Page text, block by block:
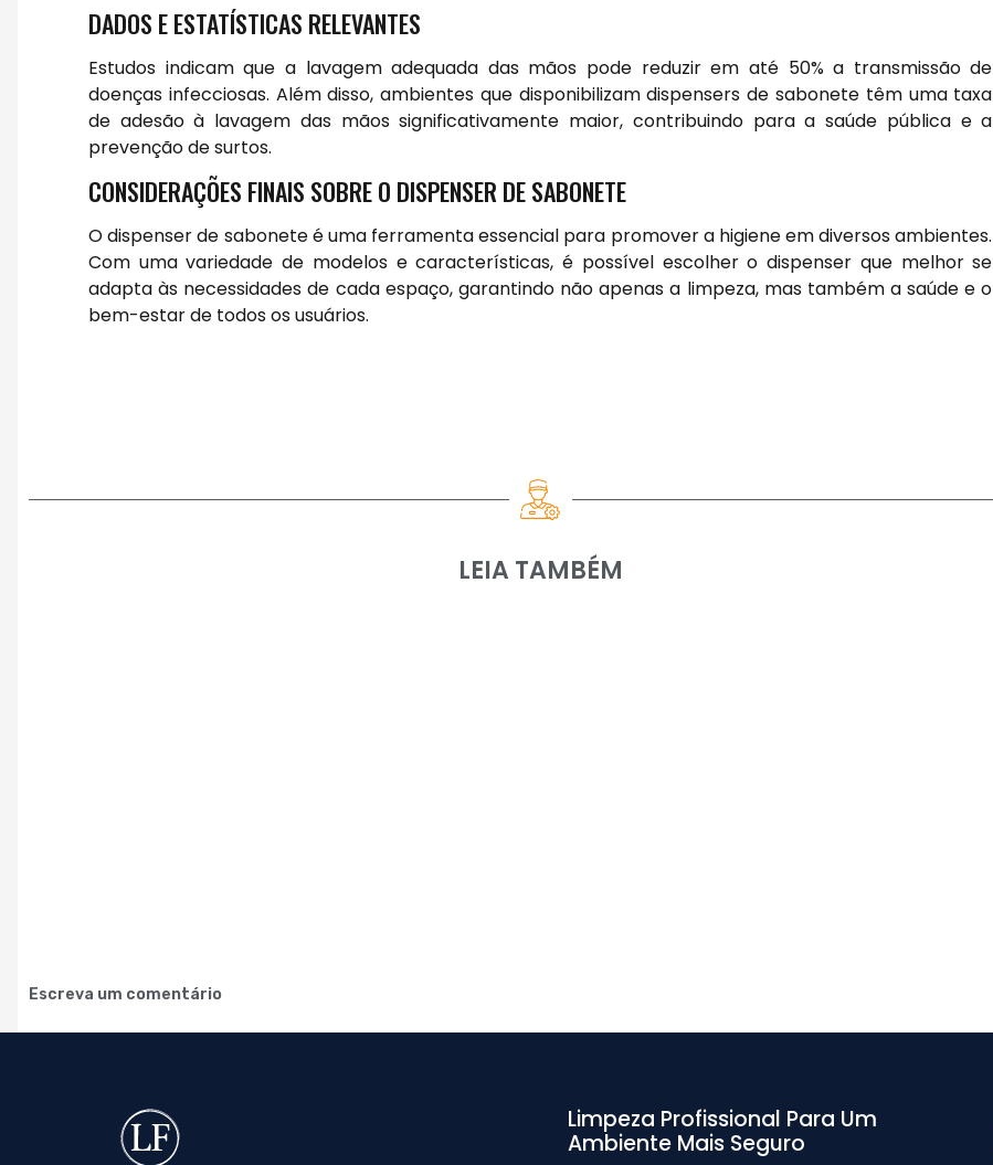
DADOS E ESTATÍSTICAS RELEVANTES
Estudos indicam que a lavagem adequada das mãos pode reduzir em até 50% a transmissão de
doenças infecciosas. Além disso, ambientes que disponibilizam dispensers de sabonete têm uma taxa
de adesão à lavagem das mãos significativamente maior, contribuindo para a saúde pública e a
prevenção de surtos.
CONSIDERAÇÕES FINAIS SOBRE O DISPENSER DE SABONETE
O dispenser de sabonete é uma ferramenta essencial para promover a higiene em diversos ambientes.
Com uma variedade de modelos e características, é possível escolher o dispenser que melhor se
adapta às necessidades de cada espaço, garantindo não apenas a limpeza, mas também a saúde e o
bem-estar de todos os usuários.
LEIA TAMBÉM
Escreva um comentário
Limpeza Profissional Para Um
Ambiente Mais Seguro